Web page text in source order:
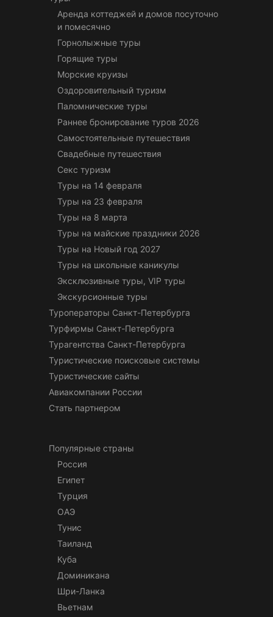
Аренда коттеджей и домов посуточно
и помесячно
Горнолыжные туры
Горящие туры
Морские круизы
Оздоровительный туризм
Паломнические туры
Раннее бронирование туров 2026
Самостоятельные путешествия
Свадебные путешествия
Секс туризм
Туры на 14 февраля
Туры на 23 февраля
Туры на 8 марта
Туры на майские праздники 2026
Туры на Новый год 2027
Туры на школьные каникулы
Эксклюзивные туры, VIP туры
Экскурсионные туры
Туроператоры Санкт-Петербурга
Турфирмы Санкт-Петербурга
Турагентства Санкт-Петербурга
Туристические поисковые системы
Туристические сайты
Авиакомпании России
Стать партнером
Популярные страны
Россия
Египет
Турция
ОАЭ
Тунис
Таиланд
Куба
Доминикана
Шри-Ланка
Вьетнам